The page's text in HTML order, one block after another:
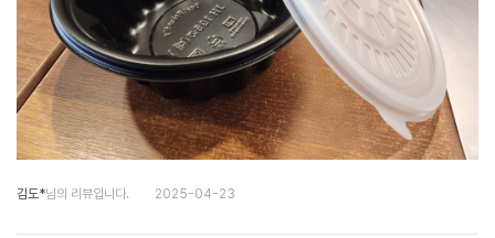
김도*님의 리뷰입니다. 2025-04-23